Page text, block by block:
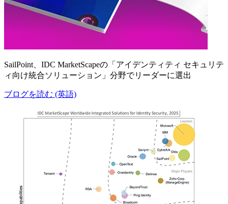
SailPoint、IDC MarketScapeの「アイデンティティ セキュリテ
ィ向け統合ソリューション」分野でリーダーに選出
ブログを読む (英語)